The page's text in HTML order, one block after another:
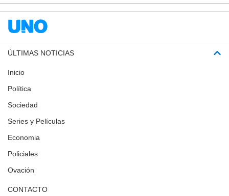
ÚLTIMAS NOTICIAS
Inicio
Política
Sociedad
Series y Películas
Economia
Policiales
Ovación
CONTACTO